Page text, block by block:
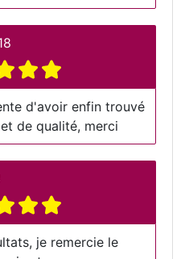
d'avoir enfin trouvé
de qualité, merci
je remercie le